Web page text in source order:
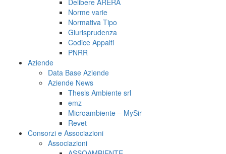
Norme varie
Normativa Tipo
Giurisprudenza
Codice Appalti
PNRR
Aziende
Data Base Aziende
Aziende News
Thesis Ambiente srl
emz
Microambiente – MySir
Revet
Consorzi e Associazioni
Associazioni